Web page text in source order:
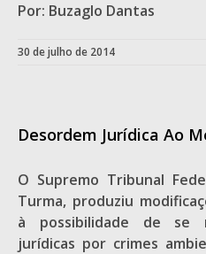
Por: Buzaglo Dantas
30 de julho de 2014
Desordem Jurídica Ao
O Supremo Tribunal
Turma, produziu
à possibilidade de se
jurídicas por crimes